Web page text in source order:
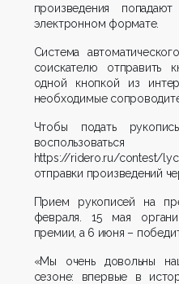
произведения
электронном формате.
Система
соискателю отправить
одной кнопкой из
необходимые
Чтобы подать
https://ridero.ru/contest/
отправки произведений
Прием рукописей на
февраля. 15 мая
премии, а 6 июня –
«Мы очень довольны
сезоне: впервые в